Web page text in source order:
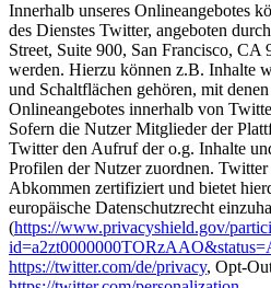
Innerhalb unseres Onlineangebotes
des Dienstes Twitter, angeboten
Street, Suite 900, San Francisco, CA
werden. Hierzu können z.B. Inhalte
und Schaltflächen gehören, mit
Onlineangebotes innerhalb von
Sofern die Nutzer Mitglieder der
Twitter den Aufruf der o.g. Inhalte
Profilen der Nutzer zuordnen.
Abkommen zertifiziert und bietet
europäische Datenschutzrecht
(https://www.privacyshield.gov/
https://twitter.com/de/privacy, Opt-